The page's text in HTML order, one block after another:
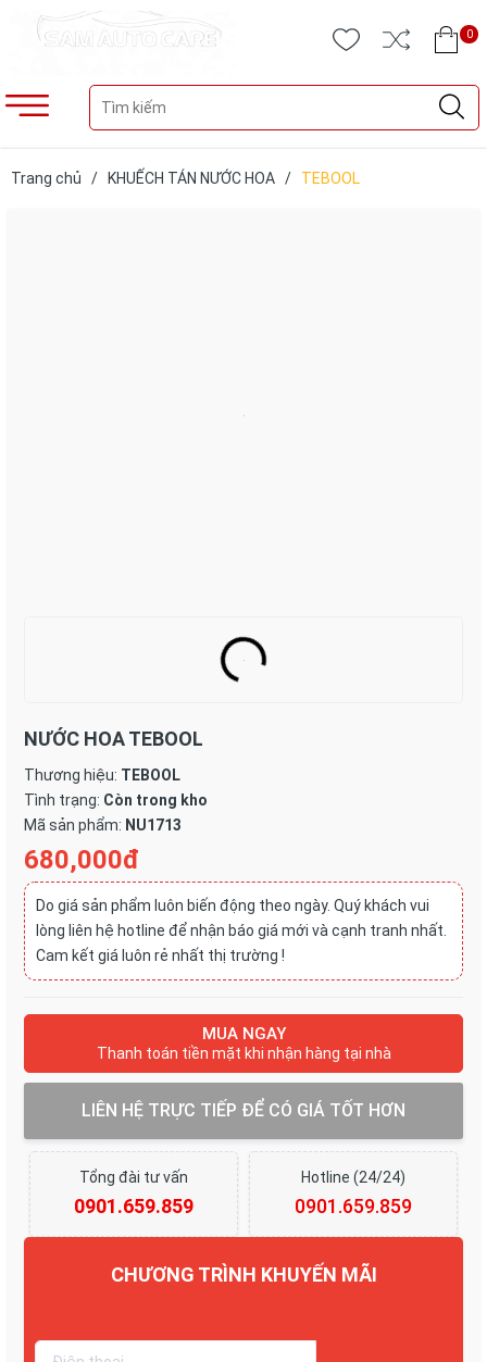
0
Trang chủ / KHUẾCH TÁN NƯỚC HOA / TEBOOL
NƯỚC HOA TEBOOL
Thương hiệu: TEBOOL
Tình trạng: Còn trong kho
Mã sản phẩm: NU1713
680,000đ
Do giá sản phẩm luôn biến động theo ngày. Quý khách vui
lòng liên hệ hotline để nhận báo giá mới và cạnh tranh nhất.
Cam kết giá luôn rẻ nhất thị trường !
MUA NGAY
Thanh toán tiền mặt khi nhận hàng tại nhà
LIÊN HỆ TRỰC TIẾP ĐỂ CÓ GIÁ TỐT HƠN
Tổng đài tư vấn
0901.659.859
Hotline (24/24)
0901.659.859
CHƯƠNG TRÌNH KHUYẾN MÃI